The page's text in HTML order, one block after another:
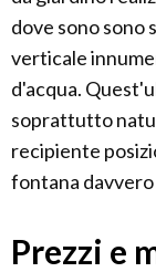
dove sono sono
verticale
d'acqua.
soprattutto
recipiente
fontana
Prezzi e